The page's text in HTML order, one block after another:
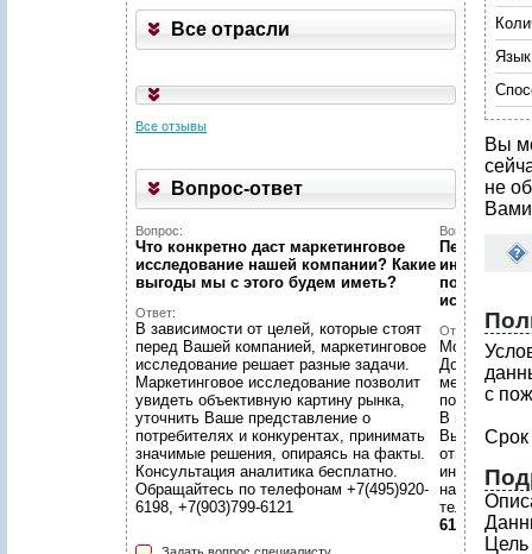
Все отрасли
Все отзывы
Вопрос-ответ
Вопрос:
Что конкретно даст маркетинговое
исследование нашей компании? Какие
выгоды мы c этого будем иметь?
Ответ:
В зависимости от целей, которые стоят
перед Вашей компанией, маркетинговое
исследование решает разные задачи.
Маркетинговое исследование позволит
увидеть объективную картину рынка,
уточнить Ваше представление о
потребителях и конкурентах, принимать
значимые решения, опираясь на факты.
Консультация аналитика бесплатно.
Обращайтесь по телефонам +7(495)920-
6198, +7(903)799-6121
Вопрос:
Первый раз
интернет...
Ответ:
Можно! Мы
менеджером
подготовят
В нашем
Вы сможете
находится
телефонам
6121
Вы
не
с
Срок